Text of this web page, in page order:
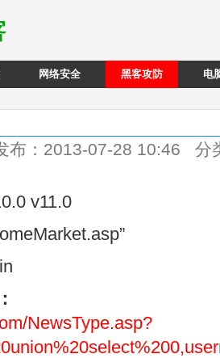
网络安全 黑客攻防 电
布：2013-07-28 10:46 分
v11.0
NewsType.asp?